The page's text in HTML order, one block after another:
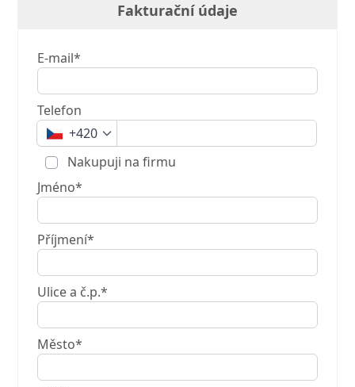
Fakturační údaje
E-mail*
Telefon
+420
Nakupuji na firmu
Jméno*
Příjmení*
Ulice a č.p.*
Město*